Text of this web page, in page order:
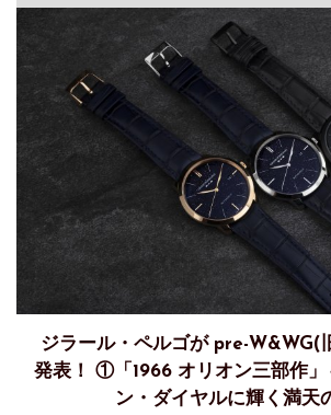
ジラール・ペルゴが pre-W&WG(
発表！ ①「1966 オリオン三部作」
ン・ダイヤルに輝く満天